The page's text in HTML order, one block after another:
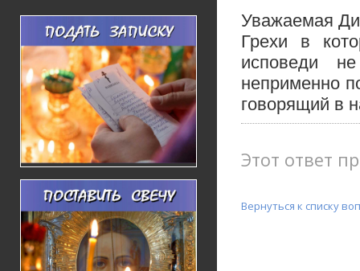
Уважаемая
Грехи в
исповеди
неприменно
говорящий в
Этот ответ
Вернуться к списку